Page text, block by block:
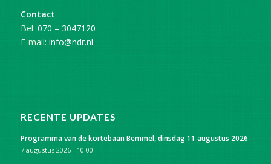
Contact
Bel: 070 – 3047120
E-mail: info@ndr.nl
RECENTE UPDATES
Programma van de kortebaan Bemmel, dinsdag 11 augustus 2026
7 augustus 2026 - 10:00